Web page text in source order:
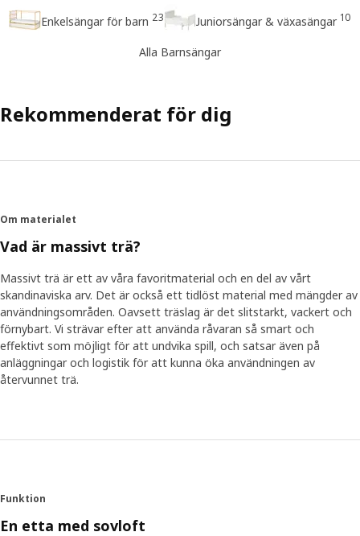
Enkelsängar för barn 23 Juniorsängar & växasängar 10
Alla Barnsängar
Rekommenderat för dig
Om materialet
Vad är massivt trä?
Massivt trä är ett av våra favoritmaterial och en del av vårt
skandinaviska arv. Det är också ett tidlöst material med mängder av
användningsområden. Oavsett träslag är det slitstarkt, vackert och
förnybart. Vi strävar efter att använda råvaran så smart och
effektivt som möjligt för att undvika spill, och satsar även på
anläggningar och logistik för att kunna öka användningen av
återvunnet trä.
Funktion
En etta med sovloft